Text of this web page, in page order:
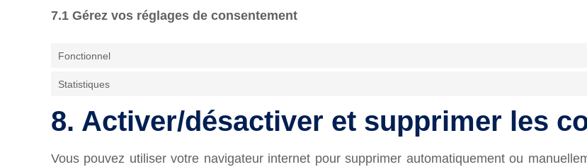
7.1 Gérez vos réglages de consentement
Fonctionnel
Statistiques
8. Activer/désactiver et supprimer les
Vous pouvez utiliser votre navigateur internet pour supprimer automatiquement ou